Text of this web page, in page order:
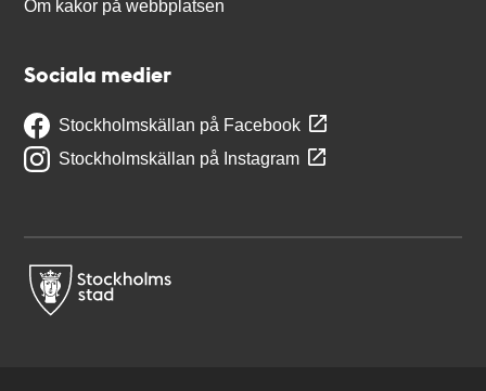
Om kakor på webbplatsen
Sociala medier
Stockholmskällan på Facebook
Stockholmskällan på Instagram